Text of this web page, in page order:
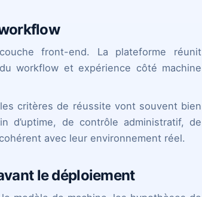
front-end. La plateforme réunit
workflow et expérience côté machine
critères de réussite vont souvent bien
d’uptime, de contrôle administratif, de
avec leur environnement réel.
le déploiement